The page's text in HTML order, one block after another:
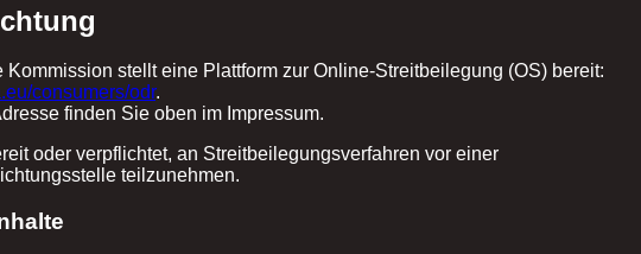
Kommission stellt eine Plattform zur Online-Streitbeilegung (OS) bereit:
consumers/odr.
finden Sie oben im Impressum.
oder verpflichtet, an Streitbeilegungsverfahren vor einer
teilzunehmen.